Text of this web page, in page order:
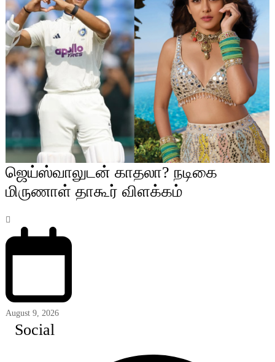
ஜெய்ஸ்வாலுடன் காதலா? நடிகை
மிருணாள் தாகூர் விளக்கம்
August 9, 2026
Social